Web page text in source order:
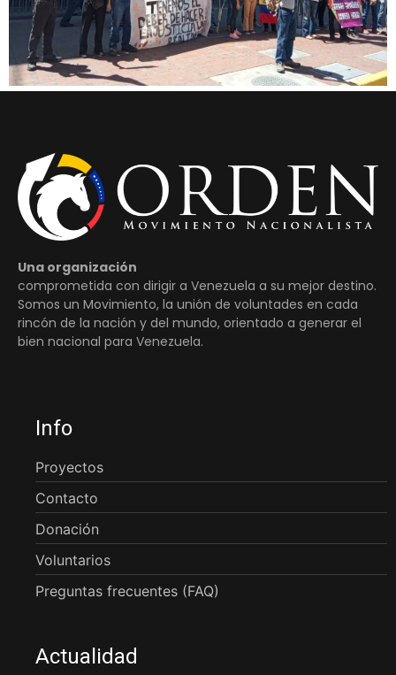
Una organización
comprometida con dirigir a Venezuela a su mejor destino.
Somos un Movimiento, la unión de voluntades en cada
rincón de la nación y del mundo, orientado a generar el
bien nacional para Venezuela.
Info
Proyectos
Contacto
Donación
Voluntarios
Preguntas frecuentes (FAQ)
Actualidad